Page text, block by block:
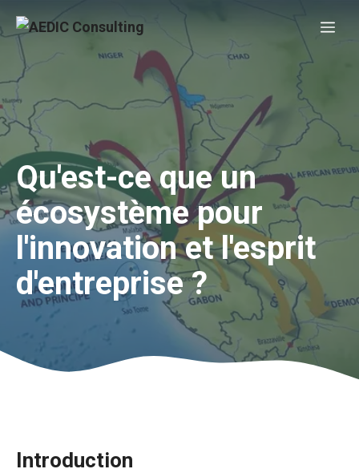
to
content
Qu'est-ce que un
écosystème pour
l'innovation et l'esprit
d'entreprise ?
Introduction